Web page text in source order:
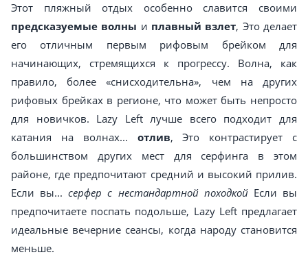
Этот пляжный отдых особенно славится своими
предсказуемые волны и плавный взлет, Это делает
его отличным первым рифовым брейком для
начинающих, стремящихся к прогрессу. Волна, как
правило, более «снисходительна», чем на других
рифовых брейках в регионе, что может быть непросто
для новичков. Lazy Left лучше всего подходит для
катания на волнах... отлив, Это контрастирует с
большинством других мест для серфинга в этом
районе, где предпочитают средний и высокий прилив.
Если вы...серфер с нестандартной походкойЕсли вы
предпочитаете поспать подольше, Lazy Left предлагает
идеальные вечерние сеансы, когда народу становится
меньше.